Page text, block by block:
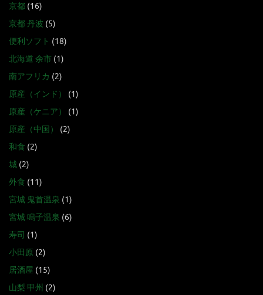
京都 (16)
京都 丹波 (5)
便利ソフト (18)
北海道 余市 (1)
南アフリカ (2)
原産（インド）
(1)
原産（ケニア）
(1)
原産（中国）
(2)
和食 (2)
城 (2)
外食 (11)
宮城 鬼首温泉 (1)
宮城 鳴子温泉 (6)
寿司 (1)
小田原 (2)
居酒屋 (15)
山梨 甲州 (2)